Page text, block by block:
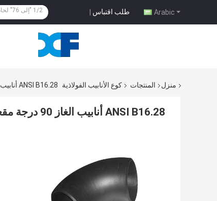
Arabic طلب اقتباس |
منزل المنتجات كوع الأنابيب الفولاذية ANSI B16.28 أنابيب الغاز 90 درجة مقعد لقطاع البتروكيماويات
ANSI B16.28 أنابيب الغاز 90 درجة مقعد لقطاع البتروكيماويات